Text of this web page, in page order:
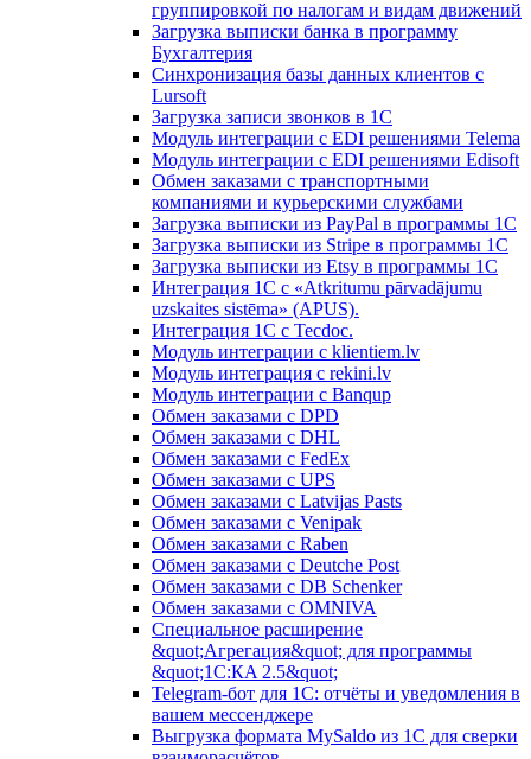
группировкой по налогам и видам движений
Загрузка выписки банка в программу
Бухгалтерия
Синхронизация базы данных клиентов с
Lursoft
Загрузка записи звонков в 1С
Модуль интеграции с EDI решениями Telema
Модуль интеграции с EDI решениями Edisoft
Обмен заказами с транспортными
компаниями и курьерскими службами
Загрузка выписки из PayPal в программы 1C
Загрузка выписки из Stripe в программы 1C
Загрузка выписки из Etsy в программы 1C
Интеграция 1С с «Atkritumu pārvadājumu
uzskaites sistēma» (APUS).
Интеграция 1С с Tecdoc.
Модуль интеграции с klientiem.lv
Модуль интеграция с rekini.lv
Модуль интеграции с Banqup
Обмен заказами с DPD
Обмен заказами с DHL
Обмен заказами с FedEx
Обмен заказами с UPS
Обмен заказами с Latvijas Pasts
Обмен заказами с Venipak
Обмен заказами с Raben
Обмен заказами с Deutche Post
Обмен заказами с DB Schenker
Обмен заказами с OMNIVA
Специальное расширение
&quot;Агрегация&quot; для программы
&quot;1С:КA 2.5&quot;
Telegram-бот для 1С: отчёты и уведомления в
вашем мессенджере
Выгрузка формата MySaldo из 1C для сверки